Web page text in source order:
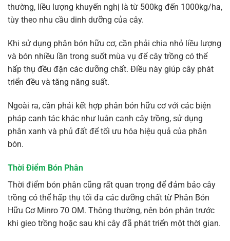
thường, liều lượng khuyến nghị là từ 500kg đến 1000kg/ha,
tùy theo nhu cầu dinh dưỡng của cây.
Khi sử dụng phân bón hữu cơ, cần phải chia nhỏ liều lượng
và bón nhiều lần trong suốt mùa vụ để cây trồng có thể
hấp thụ đều đặn các dưỡng chất. Điều này giúp cây phát
triển đều và tăng năng suất.
Ngoài ra, cần phải kết hợp phân bón hữu cơ với các biện
pháp canh tác khác như luân canh cây trồng, sử dụng
phân xanh và phủ đất để tối ưu hóa hiệu quả của phân
bón.
Thời Điểm Bón Phân
Thời điểm bón phân cũng rất quan trọng để đảm bảo cây
trồng có thể hấp thụ tối đa các dưỡng chất từ Phân Bón
Hữu Cơ Minro 70 OM. Thông thường, nên bón phân trước
khi gieo trồng hoặc sau khi cây đã phát triển một thời gian.